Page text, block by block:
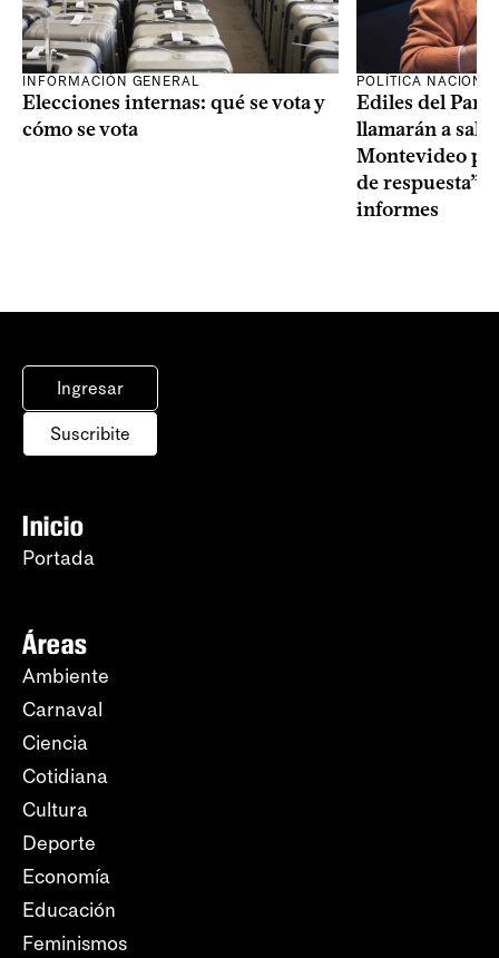
INFORMACIÓN GENERAL
Elecciones internas: qué se vota y
cómo se vota
POLÍTICA
Ediles del
llamarán a sala
Montevideo
de respuesta”
informes
Ingresar
Suscribite
Inicio
Portada
Áreas
Ambiente
Carnaval
Ciencia
Cotidiana
Cultura
Deporte
Economía
Educación
Feminismos